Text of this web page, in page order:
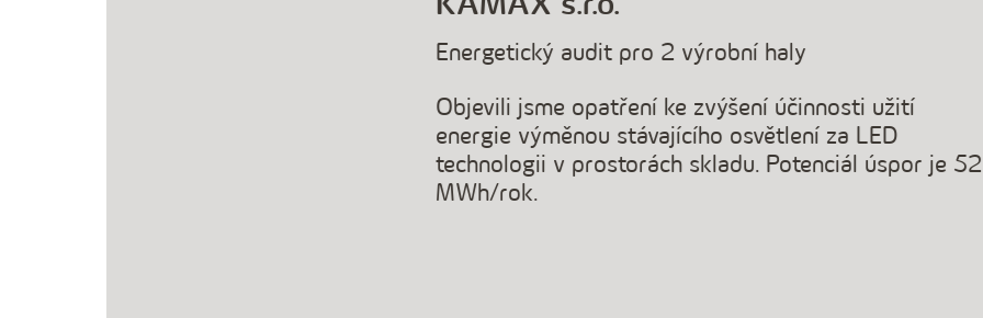
Energetický audit pro 2 výrobní haly
Objevili jsme opatření ke zvýšení účinnosti užití
energie výměnou stávajícího osvětlení za LED
technologii v prostorách skladu. Potenciál úspor je 52
MWh/rok.